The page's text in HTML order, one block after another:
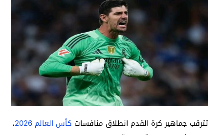
تترقب جماهير كرة القدم انطلاق منافسات كأس العالم 2026
،